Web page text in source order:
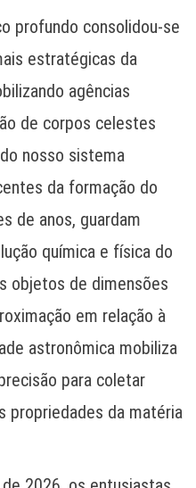
profundo consolidou-se
estratégicas da
agências
de corpos celestes
nosso sistema
da formação do
de anos, guardam
química e física do
objetos de dimensões
em relação à
astronômica mobiliza
para coletar
propriedades da matéria